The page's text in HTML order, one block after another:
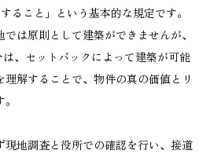
ること」という基本的な規定です。
は原則として建築ができませんが、
、セットバックによって建築が可能
解することで、物件の真の価値とリ
地調査と役所での確認を行い、接道